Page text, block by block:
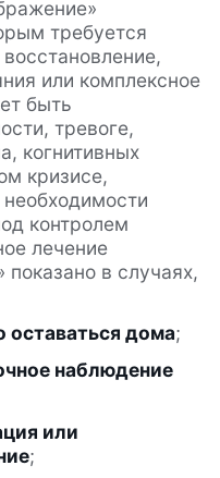
хочется
Ирине —
относятся
психологам
Ирине
—
тепло,
прекрасные
главное то,
любовь
утро нас
— это
наши
требуется
или комплексное
быть
тревоге,
когнитивных
кризисе,
контролем
лечение
в случаях,
оставаться дома;
наблюдение
или
;